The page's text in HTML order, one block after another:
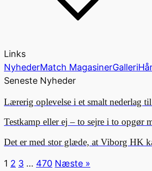
Links
NyhederMatch MagasinerGalleri
Seneste Nyheder
Lærerig oplevelse i et smalt nederlag
Testkamp eller ej – to sejre i to opgør
Det er med stor glæde, at Viborg HK
1 2 3 … 470 Næste »